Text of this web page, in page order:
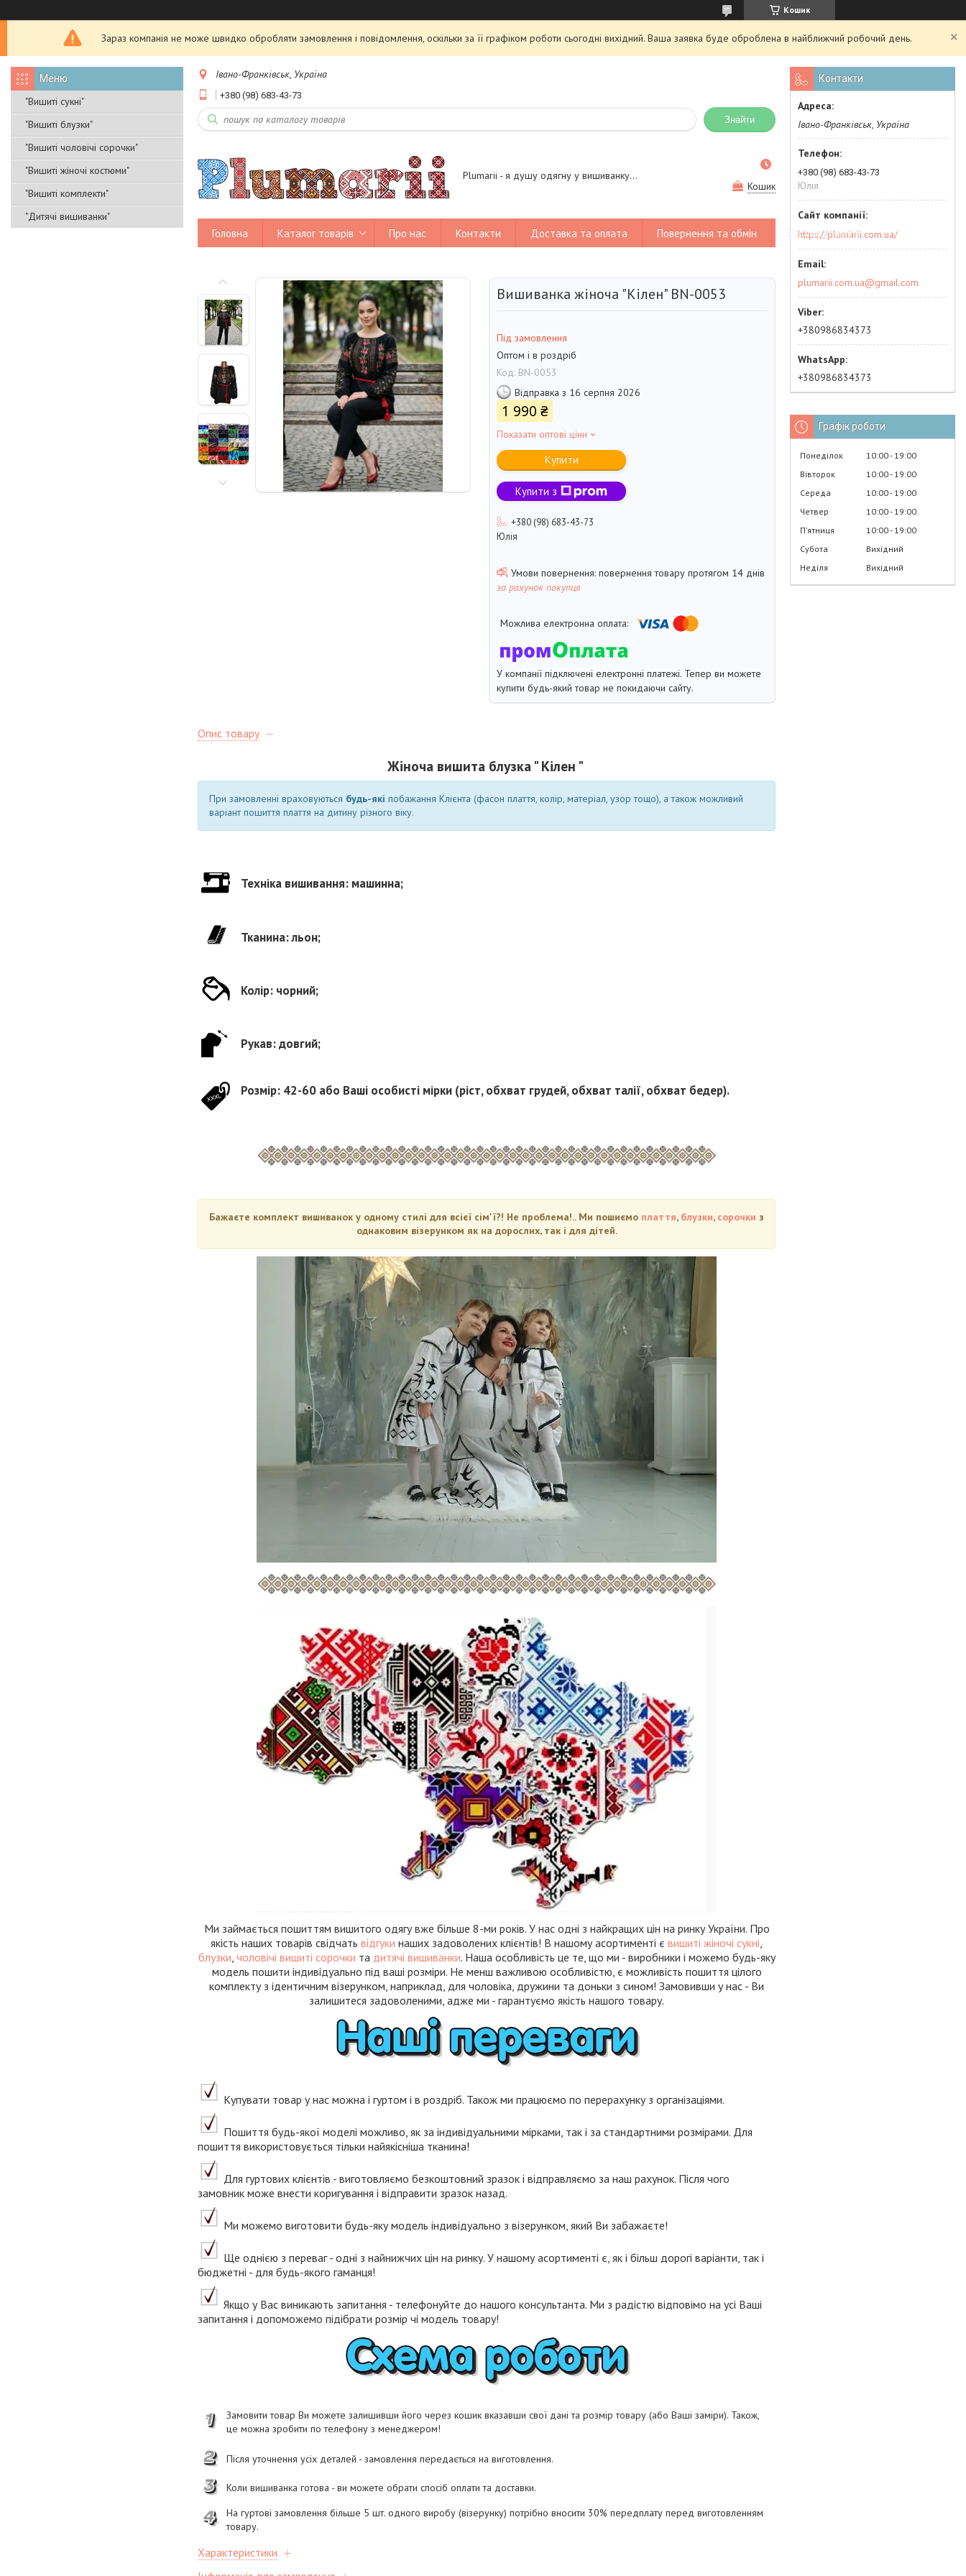
Кошик
Зараз компанія не може швидко обробляти замовлення і повідомлення, оскільки за її графіком роботи сьогодні вихідний. Ваша заявка буде оброблена в найближчий робочий день.
"Вишиті сукні"
"Вишиті блузки"
"Вишиті чоловічі сорочки"
"Вишиті жіночі костюми"
"Вишиті комплекти"
"Дитячі вишиванки"
Івано-Франківськ, Україна
+380 (98) 683-43-73
Знайти
Plumarii - я душу одягну у вишиванку...
Кошик
Головна Каталог товарів Про нас Контакти Доставка та оплата Повернення та обмін Відгуки клієнтів
Вишиванка жіноча "Кілен" BN-0053
Під замовлення
Оптом і в роздріб
Код: BN-0053
Відправка з 16 серпня 2026
1 990 ₴
Показати оптові ціни
Купити
Купити з
+380 (98) 683-43-73
Юлія
повернення товару протягом 14 днів
за рахунок покупця
У компанії підключені електронні платежі. Тепер ви можете
купити будь-який товар не покидаючи сайту.
Опис товару
Жіноча вишита блузка " Кілен "
При замовленні враховуються будь-які побажання Клієнта (фасон плаття, колір, матеріал, узор тощо), а також можливий
варіант пошиття плаття на дитину різного віку.
Техніка вишивання: машинна;
Тканина: льон;
Колір: чорний;
Рукав: довгий;
Розмір: 42-60 або Ваші особисті мірки (ріст, обхват грудей, обхват талії, обхват бедер).
Бажаєте комплект вишиванок у одному стилі для всієї сім'ї?! Не проблема!.. Ми пошиємо плаття, блузки, сорочки з
однаковим візерунком як на дорослих, так і для дітей.
Ми займається пошиттям вишитого одягу вже більше 8-ми років. У нас одні з найкращих цін на ринку України. Про
якість наших товарів свідчать відгуки наших задоволених клієнтів! В нашому асортименті є вишиті жіночі сукні,
блузки, чоловічі вишиті сорочки та дитячі вишиванки. Наша особливість це те, що ми - виробники і можемо будь-яку
модель пошити індивідуально під ваші розміри. Не менш важливою особливістю, є можливість пошиття цілого
комплекту з ідентичним візерунком, наприклад, для чоловіка, дружини та доньки з сином! Замовивши у нас - Ви
залишитеся задоволеними, адже ми - гарантуємо якість нашого товару.
Купувати товар у нас можна і гуртом і в роздріб. Також ми працюємо по перерахунку з організаціями.
Пошиття будь-якої моделі можливо, як за індивідуальними мірками, так і за стандартними розмірами. Для
пошиття використовується тільки найякісніша тканина!
Для гуртових клієнтів - виготовляємо безкоштовний зразок і відправляємо за наш рахунок. Після чого
замовник може внести коригування і відправити зразок назад.
Ми можемо виготовити будь-яку модель індивідуально з візерунком, який Ви забажаєте!
Ще однією з переваг - одні з найнижчих цін на ринку. У нашому асортименті є, як і більш дорогі варіанти, так і
бюджетні - для будь-якого гаманця!
Якщо у Вас виникають запитання - телефонуйте до нашого консультанта. Ми з радістю відповімо на усі Ваші
запитання і допоможемо підібрати розмір чі модель товару!
Замовити товар Ви можете залишивши його через кошик вказавши свої дані та розмір товару (або Ваші заміри). Також,
це можна зробити по телефону з менеджером!
Після уточнення усіх деталей - замовлення передається на виготовлення.
Коли вишиванка готова - ви можете обрати спосіб оплати та доставки.
На гуртові замовлення більше 5 шт. одного виробу (візерунку) потрібно вносити 30% передплату перед виготовленням
товару.
Характеристики
Контакти
Івано-Франківськ, Україна
+380 (98) 683-43-73
Юлія
https://plumarii.com.ua/
plumarii.com.ua@gmail.com
+380986834373
+380986834373
Графік роботи
Понеділок 10:00 19:00
Вівторок
10:00 19:00
Середа
10:00 19:00
Четвер
10:00 19:00
Пʼятниця
10:00 19:00
Субота
Вихідний
Неділя
Вихідний